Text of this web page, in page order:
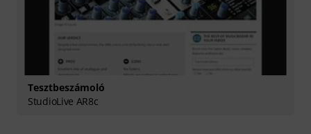
Tesztbeszámoló
StudioLive AR8c